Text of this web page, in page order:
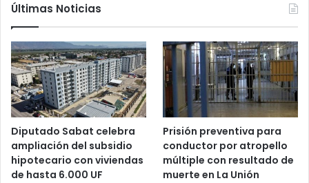
Últimas Noticias
Diputado Sabat celebra
ampliación del subsidio
hipotecario con viviendas
de hasta 6.000 UF
Prisión preventiva para
conductor por atropello
múltiple con resultado de
muerte en La Unión